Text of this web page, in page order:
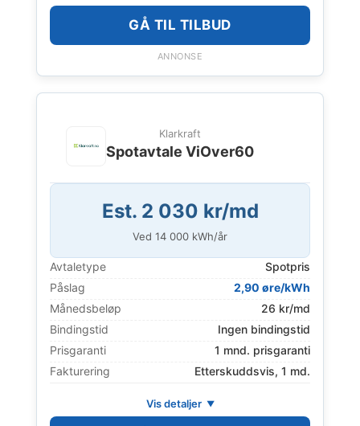
GÅ TIL TILBUD
ANNONSE
Klarkraft
Spotavtale ViOver60
Est. 2 030 kr/md
Ved 14 000 kWh/år
Avtaletype
Spotpris
Påslag
2,90 øre/kWh
Månedsbeløp
26 kr/md
Bindingstid
Ingen bindingstid
Prisgaranti
1 mnd. prisgaranti
Fakturering
Etterskuddsvis, 1 md.
Vis detaljer